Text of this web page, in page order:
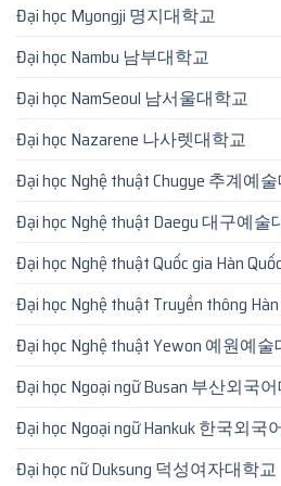
Đại học Myongji 명지대학교
Đại học Nambu 남부대학교
Đại học NamSeoul 남서울대학교
Đại học Nazarene 나사렛대학교
Đại học Nghệ thuật Chugye 추계예
Đại học Nghệ thuật Daegu 대구예술
Đại học Nghệ thuật Quốc gia Hàn
Đại học Nghệ thuật Truyền thông
Đại học Nghệ thuật Yewon 예원예
Đại học Ngoại ngữ Busan 부산외국
Đại học Ngoại ngữ Hankuk 한국외국
Đại học nữ Duksung 덕성여자대학교